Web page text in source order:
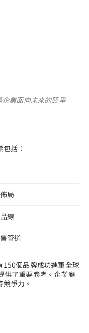
企業面向未來的競爭
括：
局
線
管道
150個品牌成功進軍全球
供了重要參考。企業應
爭力。